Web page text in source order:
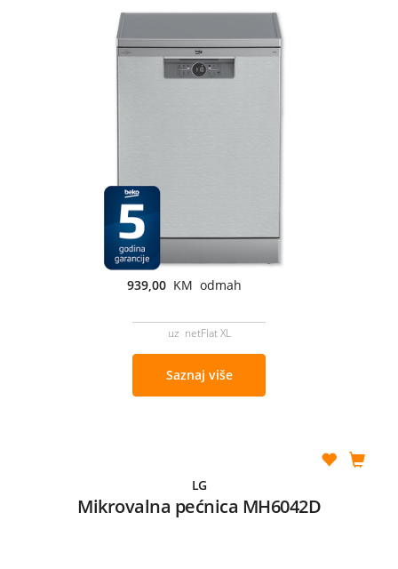
939,00 KM odmah
uz netFlat XL
Saznaj više
LG
Mikrovalna pećnica MH6042D